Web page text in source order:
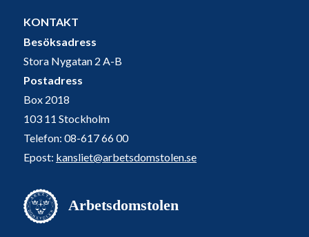
KONTAKT
Besöksadress
Stora Nygatan 2 A-B
Postadress
Box 2018
103 11 Stockholm
Telefon: 08-617 66 00
Epost: kansliet@arbetsdomstolen.se